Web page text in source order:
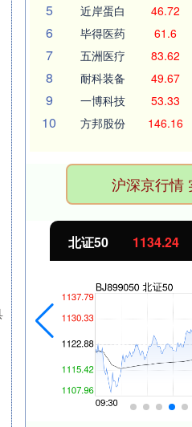
5 近岸蛋白 46.72
6 毕得医药 61.6
7 五洲医疗 83.62
8 耐科装备 49.67
9 一博科技 53.33
10 方邦股份 146.16
沪深京行情
北证50 1134.24